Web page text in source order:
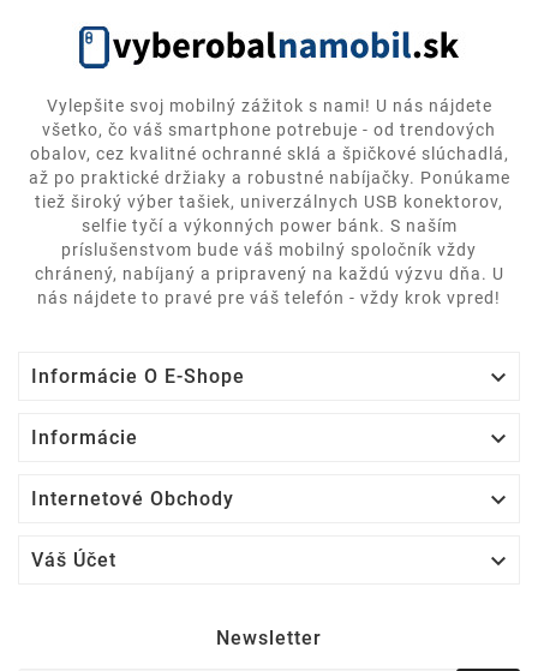
Vylepšite svoj mobilný zážitok s nami! U nás nájdete
všetko, čo váš smartphone potrebuje - od trendových
obalov, cez kvalitné ochranné sklá a špičkové slúchadlá,
až po praktické držiaky a robustné nabíjačky. Ponúkame
tiež široký výber tašiek, univerzálnych USB konektorov,
selfie tyčí a výkonných power bánk. S naším
príslušenstvom bude váš mobilný spoločník vždy
chránený, nabíjaný a pripravený na každú výzvu dňa. U
nás nájdete to pravé pre váš telefón - vždy krok vpred!
Informácie O E-Shope 
Informácie 
Internetové Obchody 
Váš Účet 
Newsletter